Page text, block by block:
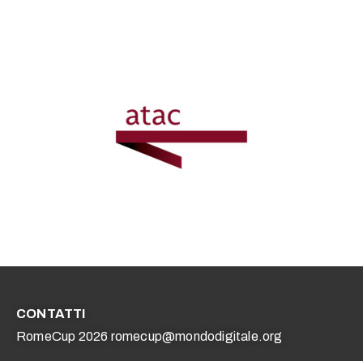
CONTATTI
RomeCup 2026 romecup@mondodigitale.org